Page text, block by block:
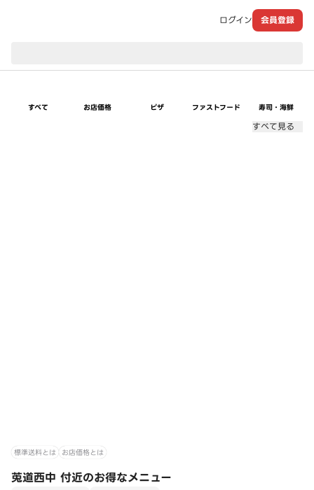
ログイン 会員登録
すべて お店価格 ピザ ファストフード 寿司・海鮮
すべて見る
標準送料とは お店価格とは
莵道西中 付近のお得なメニュー